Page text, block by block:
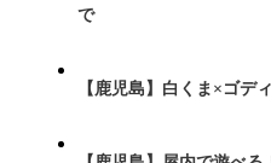
で
【鹿児島】白くま×ゴデ